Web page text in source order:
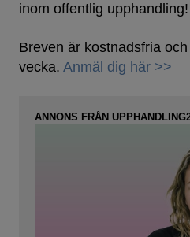
inom offentlig upphandling!
Breven är kostnadsfria
vecka. Anmäl dig här >>
ANNONS FRÅN